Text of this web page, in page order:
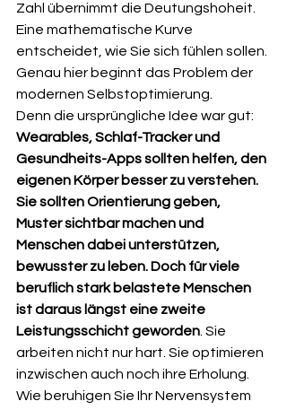
Zahl übernimmt die Deutungshoheit.
Eine mathematische Kurve
entscheidet, wie Sie sich fühlen sollen.
Genau hier beginnt das Problem der
modernen Selbstoptimierung.
Denn die ursprüngliche Idee war gut:
Wearables, Schlaf-Tracker und
Gesundheits-Apps sollten helfen, den
eigenen Körper besser zu verstehen.
Sie sollten Orientierung geben,
Muster sichtbar machen und
Menschen dabei unterstützen,
bewusster zu leben. Doch für viele
beruflich stark belastete Menschen
ist daraus längst eine zweite
Leistungsschicht geworden. Sie
arbeiten nicht nur hart. Sie optimieren
inzwischen auch noch ihre Erholung.
Wie beruhigen Sie Ihr Nervensystem